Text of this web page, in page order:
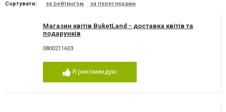
Сортувати: за рейтингом за переглядами
Магазин квітів BuketLand - доставка квітів та
подарунків
0800211603
Я рекомендую